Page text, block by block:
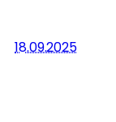
18.09.2025